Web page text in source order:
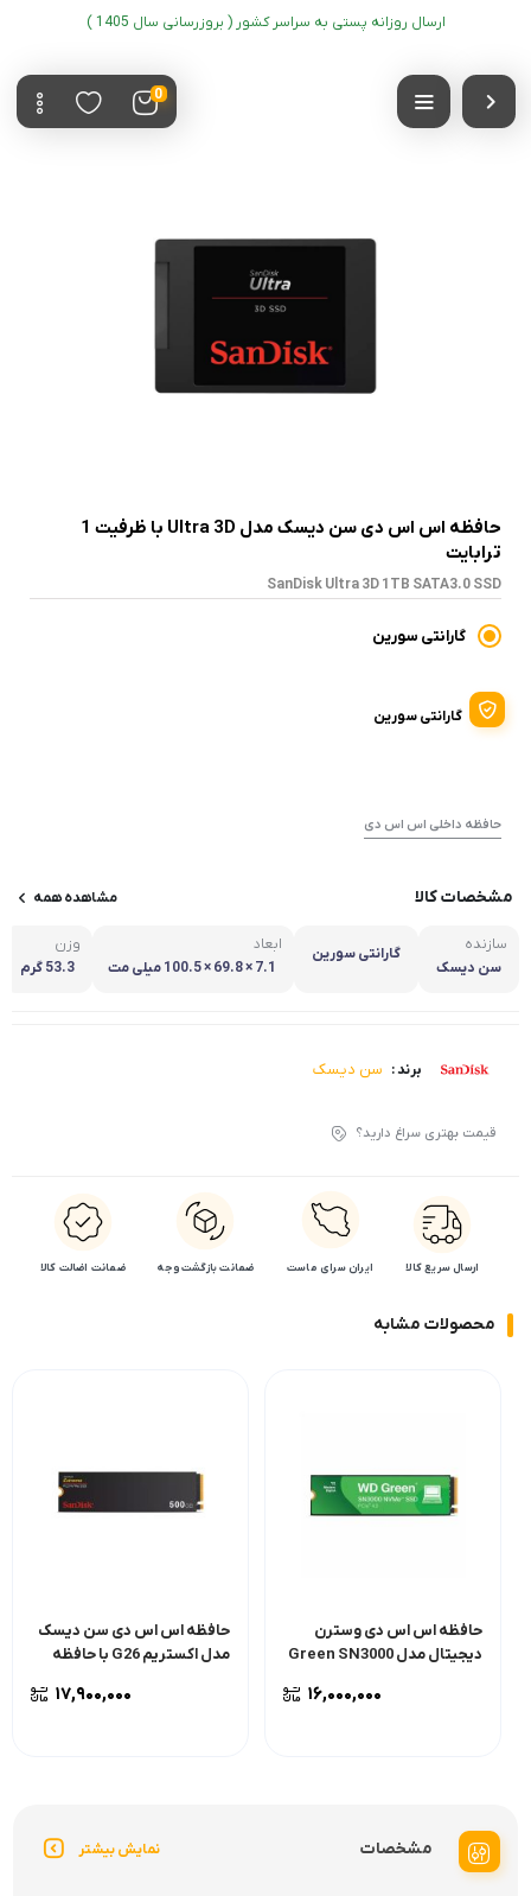
ارسال روزانه پستی به سراسر کشور ( بروزرسانی سال 1405 )
0
حافظه اس اس دی سن دیسک مدل Ultra 3D با ظرفیت 1
ترابایت
SanDisk Ultra 3D 1TB SATA3.0 SSD
گارانتی سورین
گارانتی سورین
حافظه داخلی اس اس دی
مشخصات کالا مشاهده همه
سازنده
سن دیسک
گارانتی سورین
ابعاد
7.1 × 69.8 × 100.5 میلی مت
وزن
53.3 گرم
برند : سن دیسک
قیمت بهتری سراغ دارید؟
ارسال سریع کالا ایران سرای ماست ضمانت بازگشت وجه ضمانت اضالت کالا
محصولات مشابه
حافظه اس اس دی وسترن
دیجیتال مدل Green SN3000
۱۶,۰۰۰,۰۰۰
حافظه اس اس دی سن دیسک
مدل اکستریم G26 با حافظه
۱۷,۹۰۰,۰۰۰
مشخصات نمایش بیشتر